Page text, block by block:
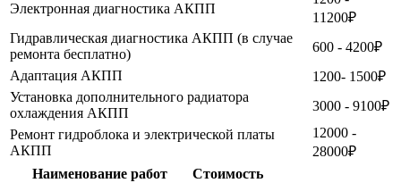
Электронная диагностика АКПП
11200₽
Гидравлическая диагностика АКПП (в случае
ремонта бесплатно)
600 - 4200₽
Адаптация АКПП
1200- 1500₽
Установка дополнительного радиатора
охлаждения АКПП
3000 - 9100₽
Ремонт гидроблока и электрической платы
АКПП
12000 -
28000₽
Наименование работ
Стоимость